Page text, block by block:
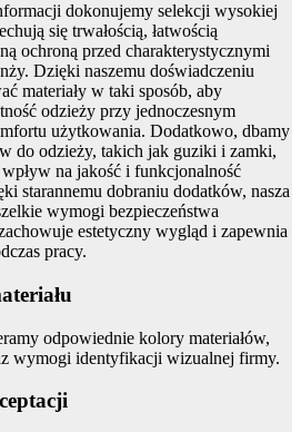
dokonujemy selekcji wysokiej
się trwałością, łatwością
ochroną przed charakterystycznymi
Dzięki naszemu doświadczeniu
materiały w taki sposób, aby
odzieży przy jednoczesnym
użytkowania. Dodatkowo, dbamy
do odzieży, takich jak guziki i zamki,
na jakość i funkcjonalność
starannemu dobraniu dodatków, nasza
wymogi bezpieczeństwa
estetyczny wygląd i zapewnia
pracy.
odpowiednie kolory materiałów,
wymogi identyfikacji wizualnej firmy.